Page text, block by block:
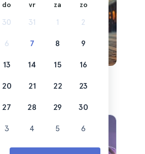
do vr za zo
30 31 1 2
6 7 8 9
13 14 15 16
20 21 22 23
27 28 29 30
3 4 5 6